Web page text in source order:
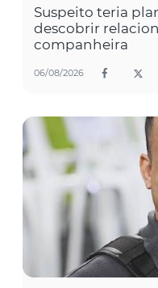
Suspeito teria
descobrir
companheira
06/08/2026